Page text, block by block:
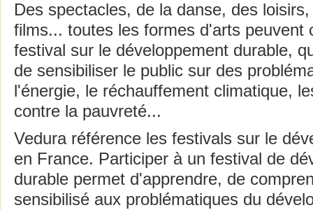
Des spectacles, de la danse, des
films... toutes les formes d'arts peuvent
festival sur le développement durable,
de sensibiliser le public sur des
l'énergie, le réchauffement climatique,
contre la pauvreté...
Vedura référence les festivals sur le
en France. Participer à un festival de
durable permet d'apprendre, de
sensibilisé aux problématiques du